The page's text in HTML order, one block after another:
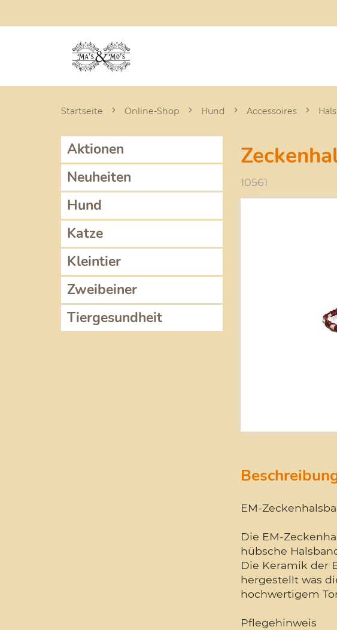
Startseite Online-Shop Hund Accessoires
Aktionen
Neuheiten
Hund
Katze
Kleintier
Zweibeiner
Tiergesundheit
10561
EM-
Die EM-
hübsche
Die Keramik der
hergestellt was
hochwertigem
Pflegehinweis